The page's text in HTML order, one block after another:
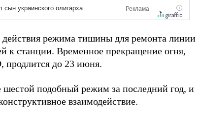
действия режима тишины для ремонта линии
к станции. Временное прекращение огня,
продлится до 23 июня.
шестой подобный режим за последний год, и
взаимодействие.